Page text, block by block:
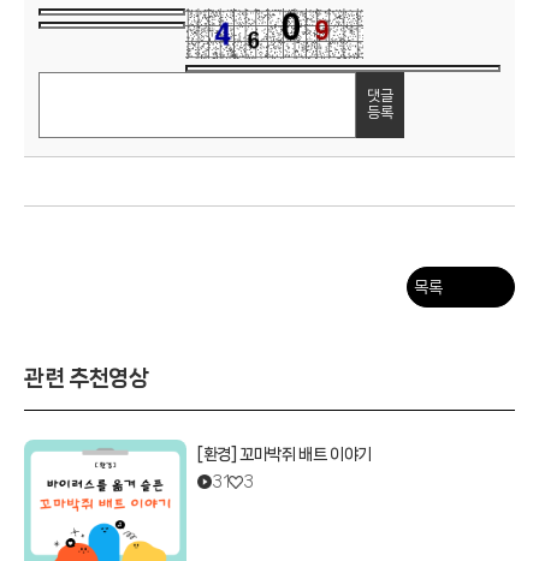
댓글
등록
목록
관련 추천영상
[환경] 꼬마박쥐 배트 이야기
31
3